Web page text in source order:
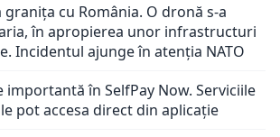
granița cu România. O dronă s-a
în apropierea unor infrastructuri
Incidentul ajunge în atenția NATO
importantă în SelfPay Now. Serviciile
pot accesa direct din aplicație